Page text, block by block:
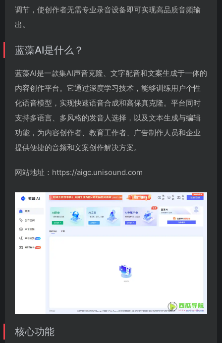
调节，使创作者无需专业录音设备即可实现高品质音频输
出。
蓝藻AI是什么？
蓝藻AI是一款集AI声音克隆、文字配音和文案生成于一体的
内容创作平台。它通过深度学习技术，能够训练用户个性
化语音模型，实现快速语音合成和高保真克隆。平台同时
支持多语言、多风格的发音人选择，以及文本生成与编辑
功能，为内容创作者、教育工作者、广告制作人员和企业
提供便捷的音频和文案创作解决方案。
网站地址：https://aigc.unisound.com
核心功能